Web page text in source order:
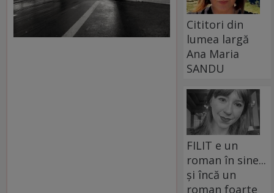
Cititori din
lumea largă
Ana Maria
SANDU
FILIT e un
roman în sine...
și încă un
roman foarte